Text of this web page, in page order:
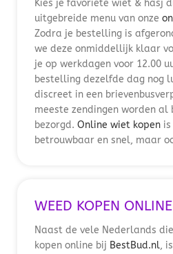
Kies je favoriete wiet & hasj
uitgebreide menu van onze
Zodra je bestelling is
we deze onmiddellijk klaar
je op werkdagen voor 12.00
bestelling dezelfde dag nog
discreet in een
meeste zendingen worden al
bezorgd. Online wiet kopen
betrouwbaar en snel, maar
WEED KOPEN
Naast de vele Nederlands
kopen online bij BestBud.nl,